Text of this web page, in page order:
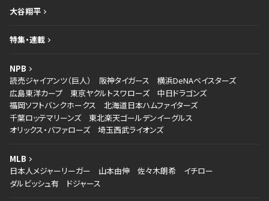
大谷翔平
特集・連載
NPB
読売ジャイアンツ（巨人）
阪神タイガース
横浜DeNAベイスターズ
広島東洋カープ
東京ヤクルトスワローズ
中日ドラゴンズ
福岡ソフトバンクホークス
北海道日本ハムファイターズ
千葉ロッテマリーンズ
東北楽天ゴールデンイーグルス
オリックス・バファローズ
埼玉西武ライオンズ
MLB
日本人メジャーリーガー
山本由伸 佐々木朗希
イチロー
ダルビッシュ有
ドジャース